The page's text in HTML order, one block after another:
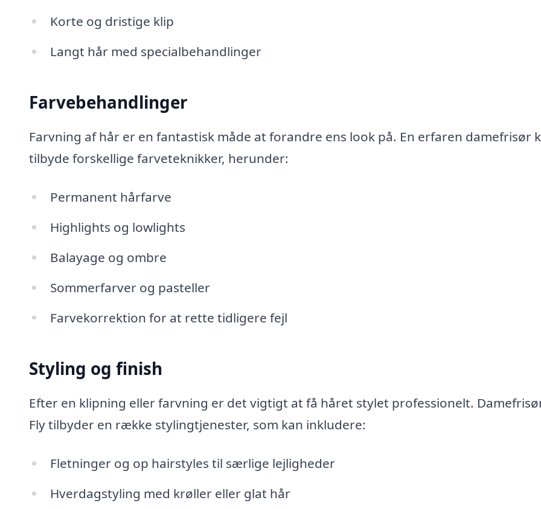
Korte og dristige klip
Langt hår med specialbehandlinger
Farvebehandlinger
Farvning af hår er en fantastisk måde at forandre ens look på. En erfaren damefrisør
tilbyde forskellige farveteknikker, herunder:
Permanent hårfarve
Highlights og lowlights
Balayage og ombre
Sommerfarver og pasteller
Farvekorrektion for at rette tidligere fejl
Styling og finish
Efter en klipning eller farvning er det vigtigt at få håret stylet professionelt.
Fly tilbyder en række stylingtjenester, som kan inkludere:
Fletninger og op hairstyles til særlige lejligheder
Hverdagstyling med krøller eller glat hår